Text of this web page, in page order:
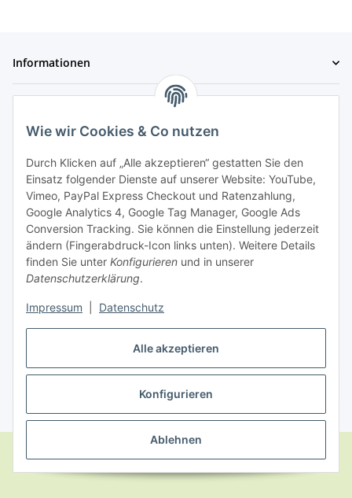
Alle akzeptieren
Konfigurieren
Ablehnen
Wie wir Cookies & Co nutzen
Durch Klicken auf „Alle akzeptieren“ gestatten Sie den
Einsatz folgender Dienste auf unserer Website: YouTube,
Vimeo, PayPal Express Checkout und Ratenzahlung,
Google Analytics 4, Google Tag Manager, Google Ads
Conversion Tracking. Sie können die Einstellung jederzeit
ändern (Fingerabdruck-Icon links unten). Weitere Details
finden Sie unter Konfigurieren und in unserer
Datenschutzerklärung.
Impressum Datenschutz
Informationen
Dein Partner für hochwertige Snacks!
* Alle Preise inkl. gesetzlicher USt., zzgl.Versand